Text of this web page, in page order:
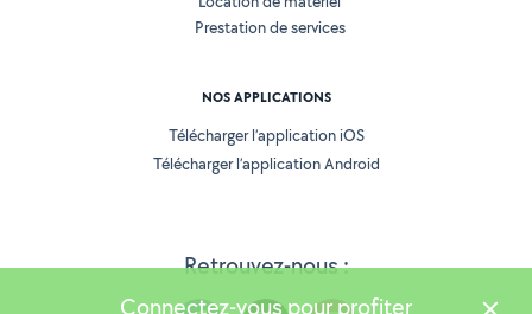
Retrouvez-nous :
Prestation de services
NOS APPLICATIONS
Télécharger l’application iOS
Télécharger l’application Android
Connectez-vous pour profiter